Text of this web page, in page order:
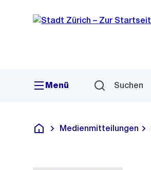
Navigation
Sprunglink
Menü Suchen
Deutsch
Medienmitteilungen